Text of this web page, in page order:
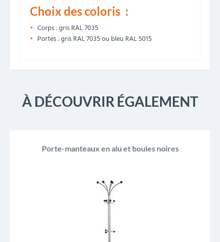
Choix des coloris :
Corps : gris RAL 7035
Portes : gris RAL 7035 ou bleu RAL 5015
À DÉCOUVRIR ÉGALEMENT
Porte-manteaux en alu et boules noires